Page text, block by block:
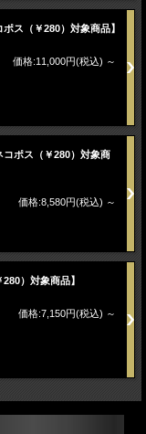
ス（￥280）対象商品】
価格:11,000円(税込) ～
コポス（￥280）対象商
価格:8,580円(税込) ～
）対象商品】
価格:7,150円(税込) ～